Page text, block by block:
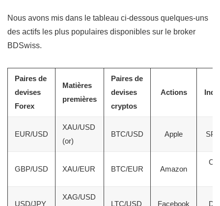
Nous avons mis dans le tableau ci-dessous quelques-uns
des actifs les plus populaires disponibles sur le broker
BDSwiss.
Paires de
devises
Forex
Matières
premières
Paires de
devises
cryptos
Actions
EUR/USD
XAU/USD
(or)
BTC/USD Apple
GBP/USD XAU/EUR BTC/EUR Amazon
USD/JPY
XAG/USD
LTC/USD Facebook